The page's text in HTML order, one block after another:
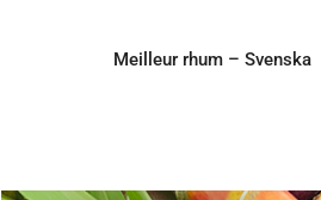
Meilleur rhum – Svenska